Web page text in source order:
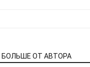
БОЛЬШЕ ОТ АВТОРА